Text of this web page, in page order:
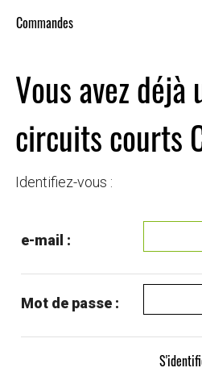
Commandes
Vous avez déjà
circuits courts
Identifiez-vous :
e-mail :
Mot de passe :